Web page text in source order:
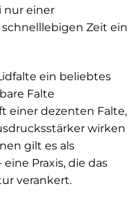
nur einer
Zeit ein
ein beliebtes
Falte
einer dezenten Falte,
wirken
gilt es als
Praxis, die das
verankert.